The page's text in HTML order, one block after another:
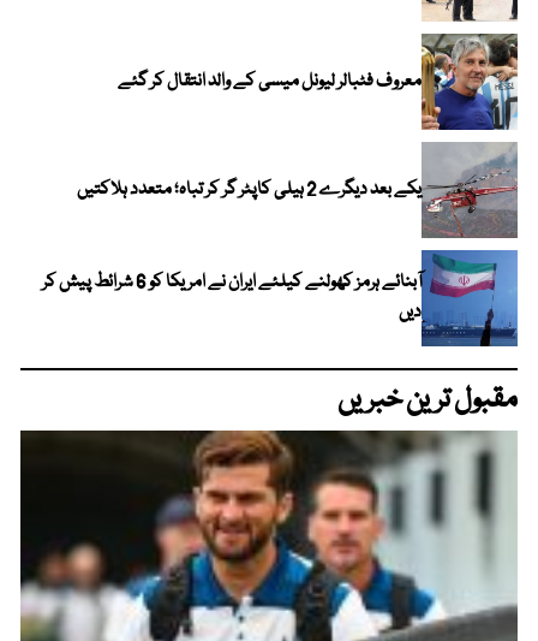
معروف فٹبالر لیونل میسی کے والد انتقال کر گئے
یکے بعد دیگرے 2 ہیلی کاپٹر گر کر تباہ؛ متعدد ہلاکتیں
آبنائے ہرمز کھولنے کیلئے ایران نے امریکا کو 6 شرائط پیش کر
دیں
مقبول ترین خبریں